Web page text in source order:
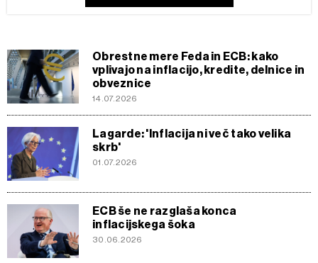
Obrestne mere Feda in ECB: kako
vplivajo na inflacijo, kredite, delnice in
obveznice
14.07.2026
Lagarde: 'Inflacija ni več tako velika
skrb'
01.07.2026
ECB še ne razglaša konca
inflacijskega šoka
30.06.2026